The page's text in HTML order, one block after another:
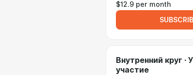
$12.9 per month
Внутренний круг ·
участие